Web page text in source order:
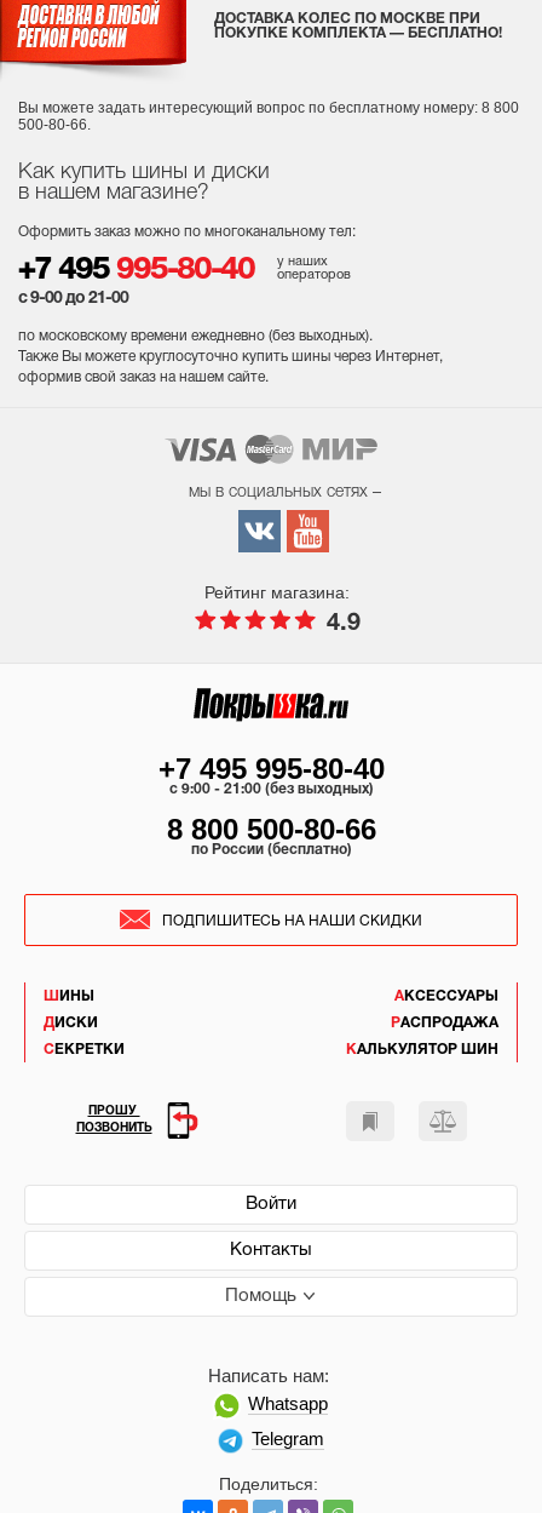
Как купить шины и диски
в нашем магазине?
Оформить заказ можно по многоканальному тел:
+7 495 995-80-40
у наших
операторов
с 9-00 до 21-00
по московскому времени ежедневно (без выходных).
Также Вы можете круглосуточно купить шины через Интернет,
оформив свой заказ на нашем сайте.
ДОСТАВКА КОЛЕС ПО МОСКВЕ ПРИ
ПОКУПКЕ КОМПЛЕКТА — БЕСПЛАТНО!
Вы можете задать интересующий вопрос по бесплатному номеру: 8 800
500-80-66.
мы в социальных сетях –
Рейтинг магазина:
4.9
ШИНЫ
ДИСКИ
СЕКРЕТКИ
АКСЕССУАРЫ
РАСПРОДАЖА
КАЛЬКУЛЯТОР ШИН
Войти
Контакты
Помощь
Поделиться:
Написать нам:
Whatsapp
Telegram
+7 495 995-80-40
c 9:00 - 21:00 (без выходных)
8 800 500-80-66
по России (бесплатно)
ПОДПИШИТЕСЬ НА НАШИ СКИДКИ
ПРОШУ
ПОЗВОНИТЬ